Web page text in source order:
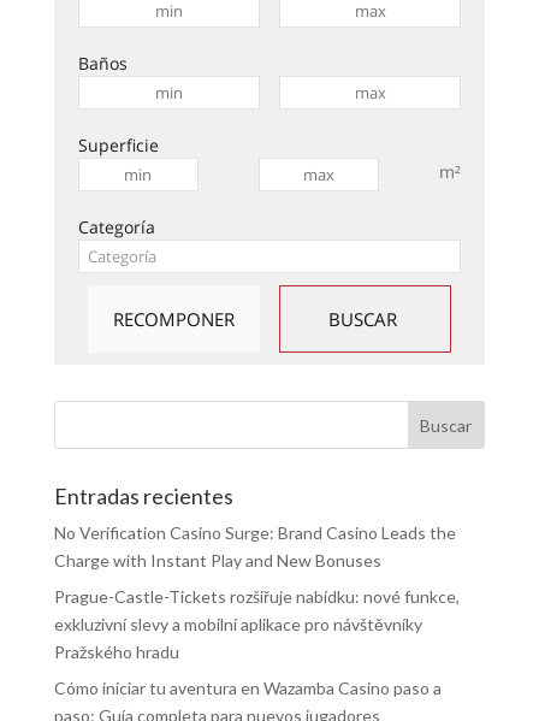
Baños
Superficie
m²
Categoría
Entradas recientes
No Verification Casino Surge: Brand Casino Leads the
Charge with Instant Play and New Bonuses
Prague-Castle-Tickets rozšiřuje nabídku: nové funkce,
exkluzivní slevy a mobilní aplikace pro návštěvníky
Pražského hradu
Cómo iniciar tu aventura en Wazamba Casino paso a
paso: Guía completa para nuevos jugadores